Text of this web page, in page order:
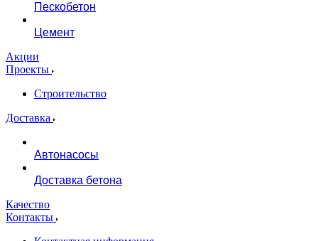
Пескобетон
Цемент
Акции
Проекты
Строительство
Доставка
Автонасосы
Доставка бетона
Качество
Контакты